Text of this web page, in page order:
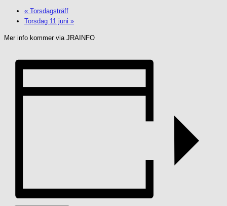
« Torsdagsträff
Torsdag 11 juni »
Mer info kommer via JRAINFO